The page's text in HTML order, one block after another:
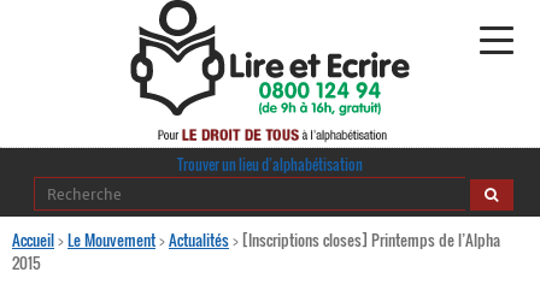
Alphabétisation
Trouver un lieu d’alphabétisation
Accueil>Le Mouvement>Actualités>[Inscriptions closes] Printemps de l’Alpha
2015